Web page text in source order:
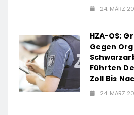
24. MÄRZ
HZA-OS:
Gegen
Führten
Zoll Bis
24. MÄRZ